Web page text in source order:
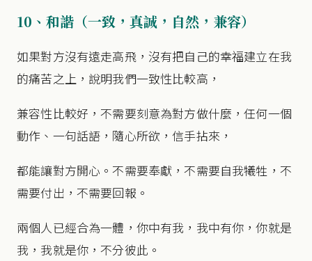
10、和諧（一致，真誠，自然，兼容）
如果對方沒有遠走高飛，沒有把自己的幸福建立在我
的痛苦之上，說明我們一致性比較高，
兼容性比較好，不需要刻意為對方做什麼，任何一個
動作、一句話語，隨心所欲，信手拈來，
都能讓對方開心。不需要奉獻，不需要自我犧牲，不
需要付出，不需要回報。
兩個人已經合為一體，你中有我，我中有你，你就是
我，我就是你，不分彼此。